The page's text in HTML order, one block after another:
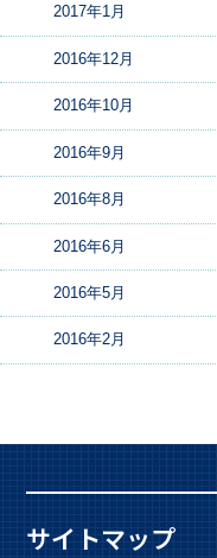
2017年1月
2016年12月
2016年10月
2016年9月
2016年8月
2016年6月
2016年5月
2016年2月
サイトマップ